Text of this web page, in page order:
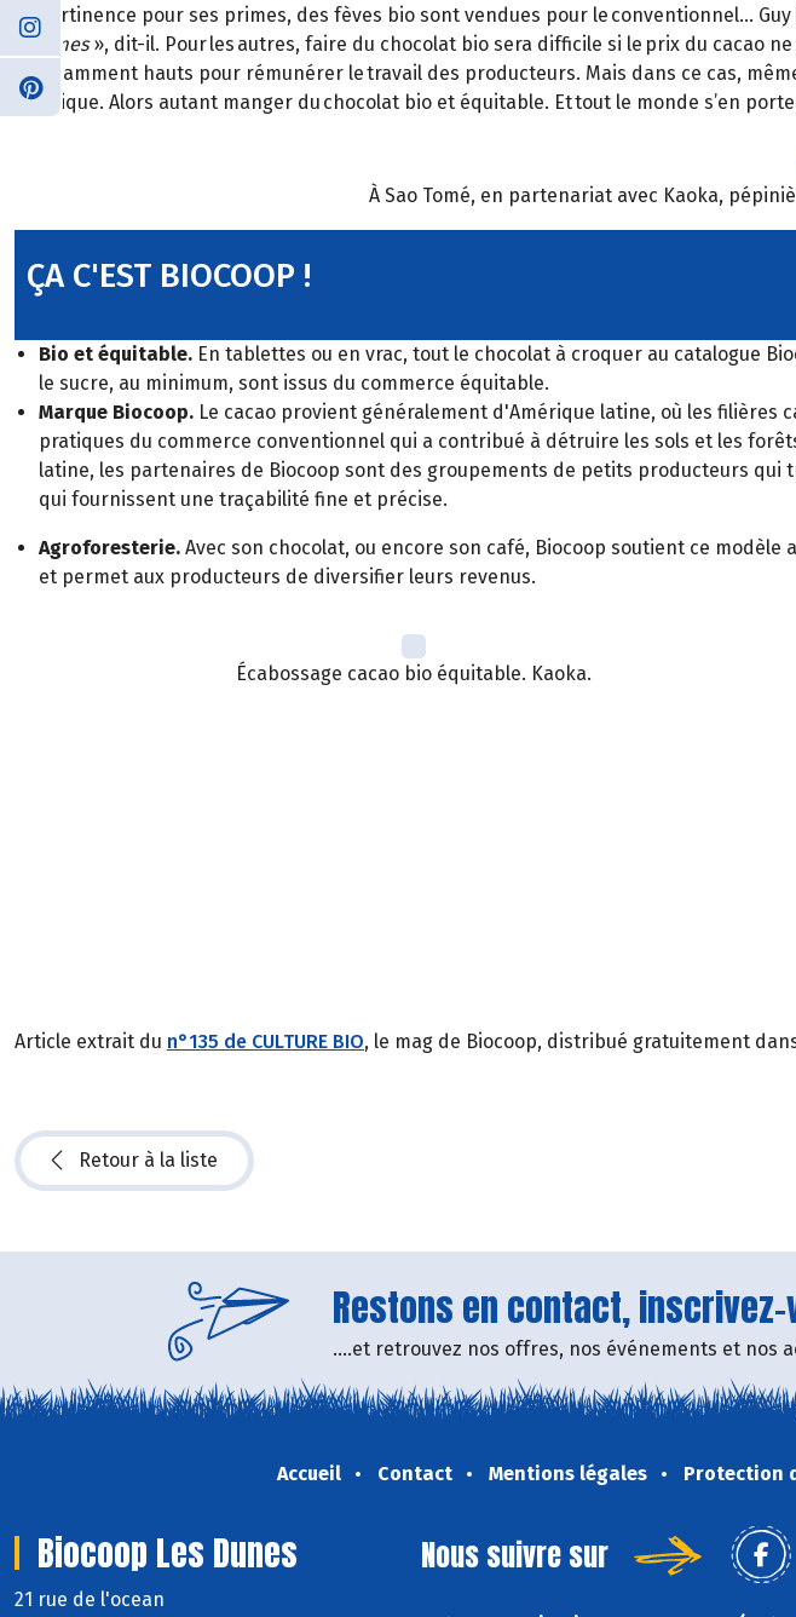
sa pertinence pour ses primes, des fèves bio sont vendues pour le conventionnel… Guy
volumes», dit-il. Pour les autres, faire du chocolat bio sera difficile si le prix du cacao
suffisamment hauts pour rémunérer le travail des producteurs. Mais dans ce cas,
d’éthique. Alors autant manger du chocolat bio et équitable. Et tout le monde s’en
À Sao Tomé, en partenariat avec Kaoka,
ÇA C'EST BIOCOOP !
Bio et équitable. En tablettes ou en vrac, tout le chocolat à croquer au catalogue
le sucre, au minimum, sont issus du commerce équitable.
Marque Biocoop. Le cacao provient généralement d'Amérique latine, où les filières
pratiques du commerce conventionnel qui a contribué à détruire les sols et les
latine, les partenaires de Biocoop sont des groupements de petits producteurs
qui fournissent une traçabilité fine et précise.
Agroforesterie. Avec son chocolat, ou encore son café, Biocoop soutient ce
et permet aux producteurs de diversifier leurs revenus.
Écabossage cacao bio équitable. Kaoka.
Article extrait du n°135 de CULTURE BIO, le mag de Biocoop, distribué gratuitement
Retour à la liste
Restons en contact,
....et retrouvez nos offres, nos événements et nos
Accueil Contact Mentions légales Protection
Biocoop Les Dunes
21 rue de l'ocean
Nous suivre sur